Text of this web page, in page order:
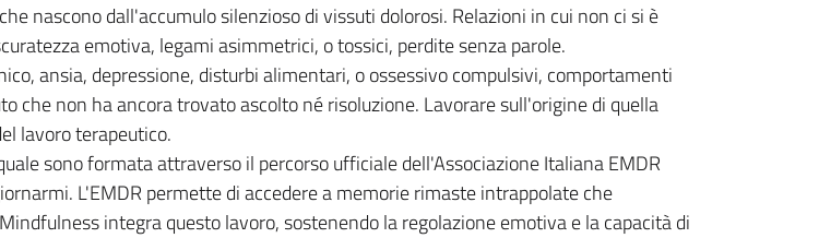
nascono dall'accumulo silenzioso di vissuti dolorosi. Relazioni in cui non ci si è
emotiva, legami asimmetrici, o tossici, perdite senza parole.
ansia, depressione, disturbi alimentari, o ossessivo compulsivi, comportamenti
non ha ancora trovato ascolto né risoluzione. Lavorare sull'origine di quella
lavoro terapeutico.
sono formata attraverso il percorso ufficiale dell'Associazione Italiana EMDR
L'EMDR permette di accedere a memorie rimaste intrappolate che
integra questo lavoro, sostenendo la regolazione emotiva e la capacità di